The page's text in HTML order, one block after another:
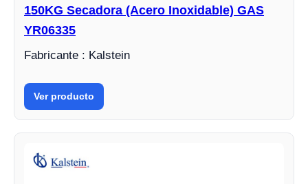
150KG Secadora (Acero Inoxidable) GAS
YR06335
Fabricante : Kalstein
Ver producto